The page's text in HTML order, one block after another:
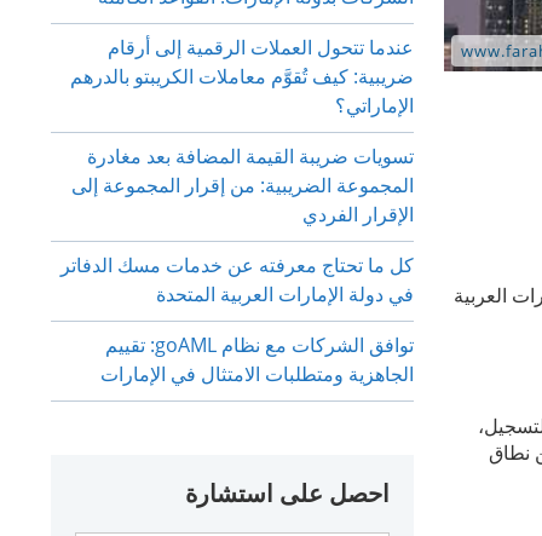
العربية
نطاق
عندما تتحول العملات الرقمية إلى أرقام
ضريبية: كيف تُقوَّم معاملات الكريبتو بالدرهم
الإماراتي؟
تسويات ضريبة القيمة المضافة بعد مغادرة
المجموعة الضريبية: من إقرار المجموعة إلى
الإقرار الفردي
كل ما تحتاج معرفته عن خدمات مسك الدفاتر
في دولة الإمارات العربية المتحدة
توافق الشركات مع نظام goAML: تقييم
الجاهزية ومتطلبات الامتثال في الإمارات
احصل على استشارة